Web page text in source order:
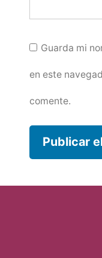
Guarda mi
en este
comente.